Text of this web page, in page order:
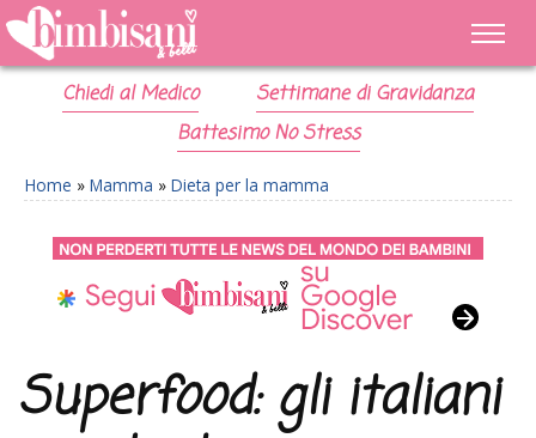
Chiedi al Medico
Settimane di Gravidanza
Battesimo No Stress
Home » Mamma » Dieta per la mamma
Superfood: gli italiani